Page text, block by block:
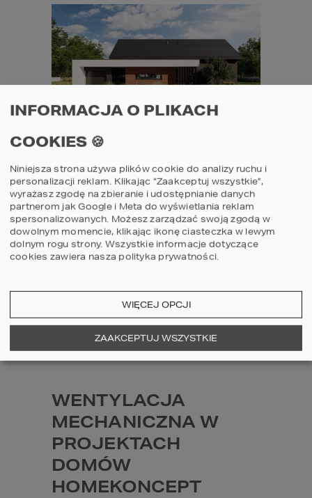
G1
POWIERZCHNIA DOMU 113,08 m2
3 2 1
Szczegóły porównaj
WENTYLACJA
MECHANICZNA W
PROJEKTACH
DOMÓW
HOMEKONCEPT
INFORMACJA O PLIKACH
COOKIES 🍪
Niniejsza strona używa plików cookie do analizy ruchu i
personalizacji reklam. Klikając “Zaakceptuj wszystkie”,
wyrażasz zgodę na zbieranie i udostępnianie danych
partnerom jak Google i Meta do wyświetlania reklam
spersonalizowanych. Możesz zarządzać swoją zgodą w
dowolnym momencie, klikając ikonę ciasteczka w lewym
dolnym rogu strony. Wszystkie informacje dotyczące
cookies zawiera nasza polityka prywatności.
WIĘCEJ OPCJI
ZAAKCEPTUJ WSZYSTKIE